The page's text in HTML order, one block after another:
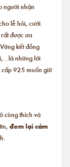
người nhận
lễ hỏi, cưới.
được ưa
kết đồng
những lời
cấp 925 muốn giữ
cùng thích và
đem lại cảm